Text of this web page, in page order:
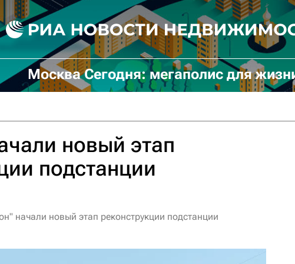
Москва Сегодня: мегаполис для
новый этап
подстанции
начали новый этап реконструкции подстанции